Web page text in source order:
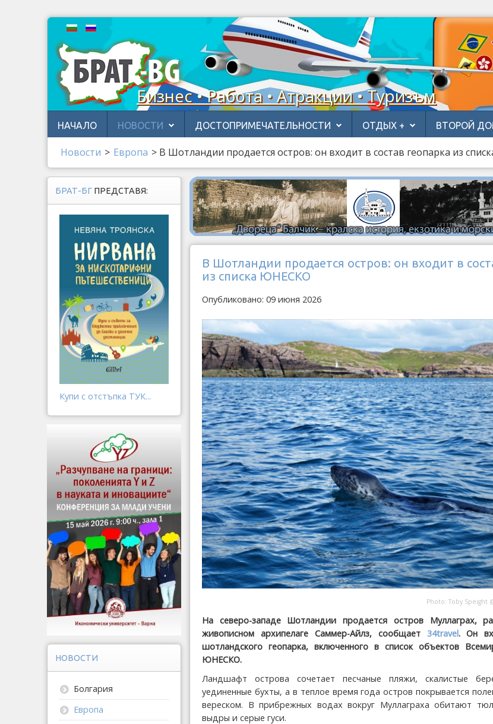
Бизнес • Работа • Атракции • Туризъм
НАЧАЛО НОВОСТИ ДОСТОПРИМЕЧАТЕЛЬНОСТИ ОТДЫХ + ВТОРОЙ
Новости > Европа > В Шотландии продается остров: он входит в состав геопарка из
В Шотландии продается остров: он входит в
из списка ЮНЕСКО
Опубликовано: 09 июня 2026
Photo: Toby Speight
На северо-западе Шотландии продается остров Муллаграх,
живописном архипелаге Саммер-Айлз, сообщает 34travel. Он
шотландского геопарка, включенного в список объектов
ЮНЕСКО.
Ландшафт острова сочетает песчаные пляжи, скалистые
уединенные бухты, а в теплое время года остров покрывается
вереском. В прибрежных водах вокруг Муллаграха обитают
выдры и серые гуси.
БРАТ-БГ ПРЕДСТАВЯ:
Купи с отстъпка ТУК...
НОВОСТИ
Болгария
Европа